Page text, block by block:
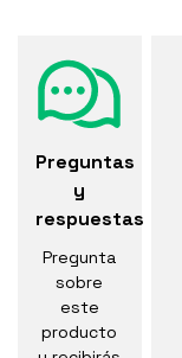
Preguntas
y
respuestas
Pregunta
sobre
este
producto